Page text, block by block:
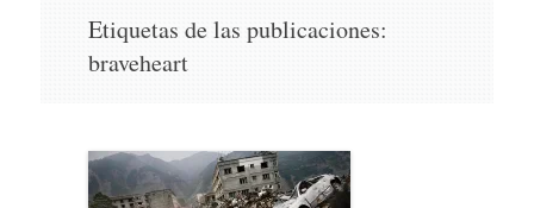
contenido
Etiquetas de las publicaciones:
braveheart